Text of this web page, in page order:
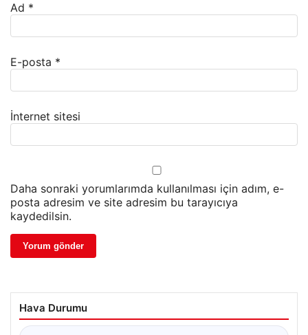
Ad *
E-posta *
İnternet sitesi
Daha sonraki yorumlarımda kullanılması için adım, e-
posta adresim ve site adresim bu tarayıcıya
kaydedilsin.
Hava Durumu